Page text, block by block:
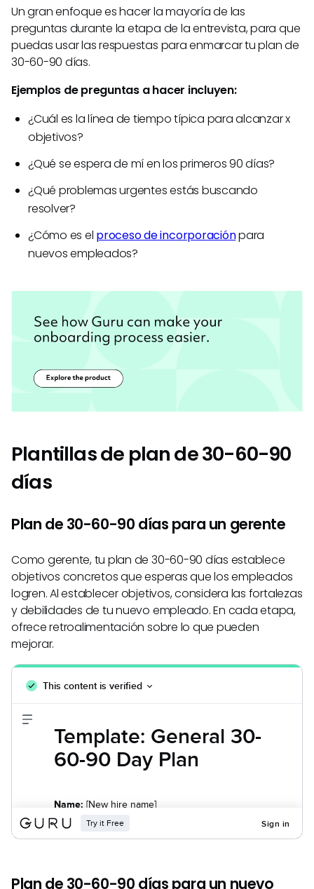
Un gran enfoque es hacer la mayoría de las
preguntas durante la etapa de la entrevista, para que
puedas usar las respuestas para enmarcar tu plan de
30-60-90 días.
Ejemplos de preguntas a hacer incluyen:
¿Cuál es la línea de tiempo típica para alcanzar x
objetivos?
¿Qué se espera de mí en los primeros 90 días?
¿Qué problemas urgentes estás buscando
resolver?
¿Cómo es el proceso de incorporaciónpara
nuevos empleados?
Plantillas de plan de 30-60-90
días
Plan de 30-60-90 días para un gerente
Como gerente, tu plan de 30-60-90 días establece
objetivos concretos que esperas que los empleados
logren. Al establecer objetivos, considera las fortalezas
y debilidades de tu nuevo empleado. En cada etapa,
ofrece retroalimentación sobre lo que pueden
mejorar.
Plan de 30-60-90 días para un nuevo